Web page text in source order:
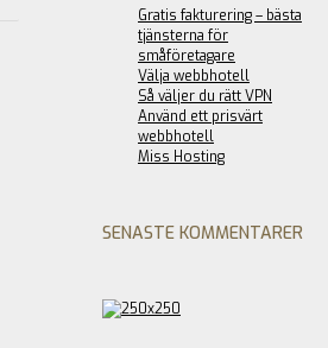
Gratis fakturering – bästa
tjänsterna för
småföretagare
Välja webbhotell
Så väljer du rätt VPN
Använd ett prisvärt
webbhotell
Miss Hosting
SENASTE KOMMENTARER